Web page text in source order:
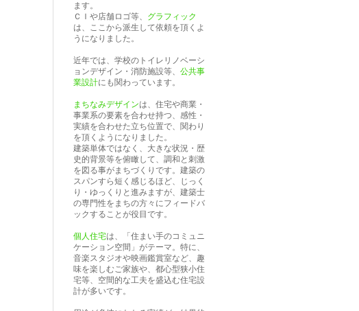
ます。
ＣＩや店舗ロゴ等、 グラフィック
は、ここから派生して依頼を頂くよ
うになりました。
近年では、学校のトイレリノベーシ
ョンデザイン・消防施設等、 公共事
業設計にも関わっています。
まちなみデザインは、住宅や商業・
事業系の要素を合わせ持つ、感性・
実績を合わせた立ち位置で、関わり
を頂くようになりました。
建築単体ではなく、大きな状況・歴
史的背景等を俯瞰して、調和と刺激
を図る事がまちづくりです。建築の
スパンすら短く感じるほど、じっく
り・ゆっくりと進みますが、建築士
の専門性をまちの方々にフィードバ
ックすることが役目です。
個人住宅は、「住まい手のコミュニ
ケーション空間」がテーマ。特に、
音楽スタジオや映画鑑賞室など、趣
味を楽しむご家族や、都心型狭小住
宅等、空間的な工夫を盛込む住宅設
計が多いです。